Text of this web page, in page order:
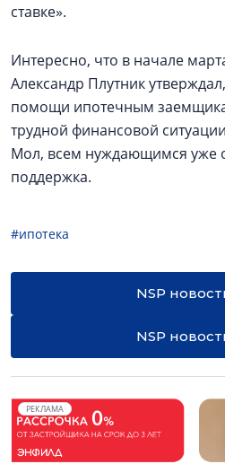
ставке».
Интересно, что в начале
Александр Плутник
помощи ипотечным
трудной финансовой
Мол, всем нуждающимся уже
поддержка.
#ипотека
NSP
NSP
РЕКЛАМА